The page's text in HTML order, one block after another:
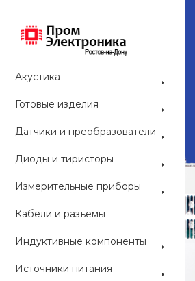
Акустика
Готовые изделия
Датчики и преобразователи
Диоды и тиристоры
Измерительные приборы
Кабели и разъемы
Индуктивные компоненты
Источники питания